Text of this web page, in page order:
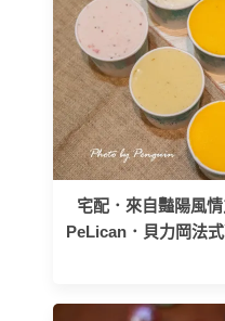
宅配．來自豔陽風
PeLican．貝力岡法